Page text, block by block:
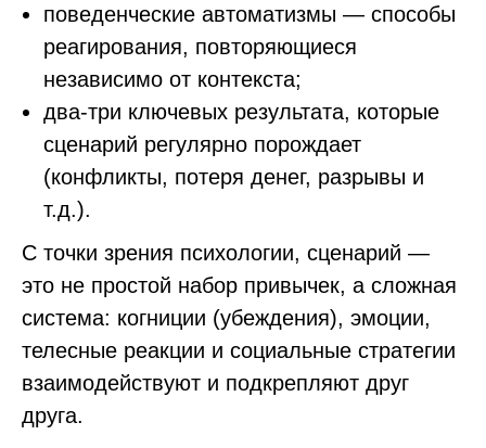
поведенческие автоматизмы — способы
реагирования, повторяющиеся
независимо от контекста;
два-три ключевых результата, которые
сценарий регулярно порождает
(конфликты, потеря денег, разрывы и
т.д.).
С точки зрения психологии, сценарий —
это не простой набор привычек, а сложная
система: когниции (убеждения), эмоции,
телесные реакции и социальные стратегии
взаимодействуют и подкрепляют друг
друга.